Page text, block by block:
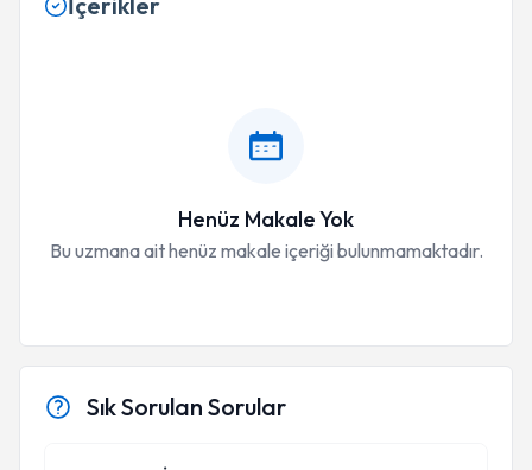
Henüz Makale Yok
Bu uzmana ait henüz makale içeriği bulunmamaktadır.
Sık Sorulan Sorular